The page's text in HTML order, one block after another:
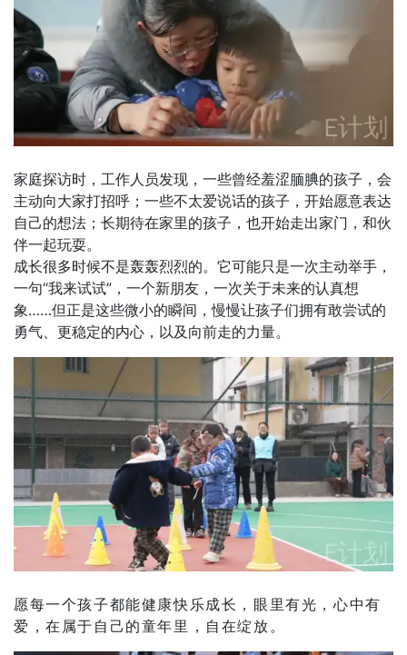
家庭探访时，工作人员发现，一些曾经羞涩腼腆的孩子，会
主动向大家打招呼；一些不太爱说话的孩子，开始愿意表达
自己的想法；长期待在家里的孩子，也开始走出家门，和伙
伴一起玩耍。
成长很多时候不是轰轰烈烈的。它可能只是一次主动举手，
一句“我来试试”，一个新朋友，一次关于未来的认真想
象……但正是这些微小的瞬间，慢慢让孩子们拥有敢尝试的
勇气、更稳定的内心，以及向前走的力量。
愿每一个孩子都能健康快乐成长，眼里有光，心中有
爱，在属于自己的童年里，自在绽放。